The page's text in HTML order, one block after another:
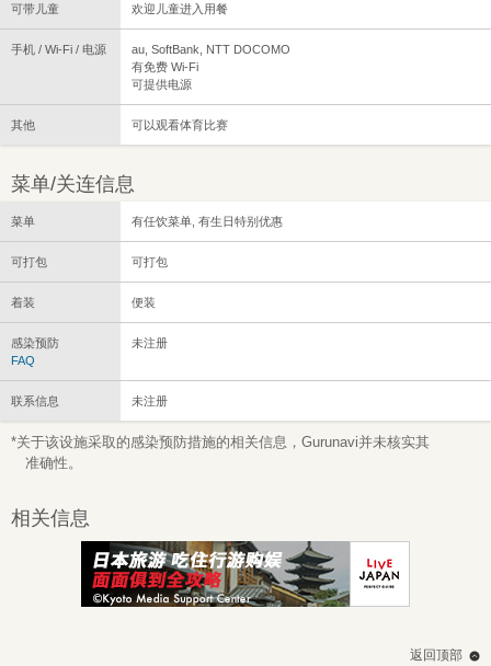
可带儿童 欢迎儿童进入用餐
手机 / Wi-Fi / 电源
au, SoftBank, NTT DOCOMO
有免费 Wi-Fi
可提供电源
其他 可以观看体育比赛
菜单/关连信息
菜单 有任饮菜单, 有生日特别优惠
可打包 可打包
着装 便装
感染预防
FAQ
未注册
联系信息 未注册
*关于该设施采取的感染预防措施的相关信息，Gurunavi并未核实其
准确性。
相关信息
返回顶部